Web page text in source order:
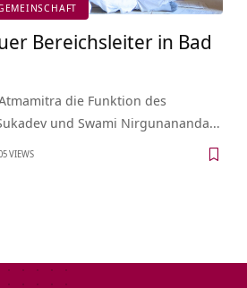
Bereichsleiter in Bad
die Funktion des
und Swami Nirgunananda…
VIEWS